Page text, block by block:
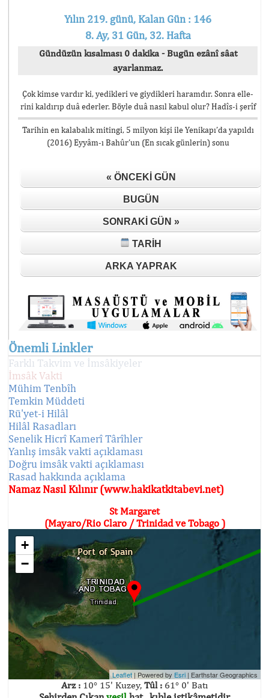
Yılın 219. günü, Kalan Gün : 146
8. Ay, 31 Gün, 32. Hafta
Gündüzün kısalması 0 dakika - Bugün ezânî sâat
ayarlanmaz.
Çok kimse vardır ki, yedikleri ve giydikleri haramdır. Sonra elle-
rini kaldırıp duâ ederler. Böyle duâ nasıl kabul olur? Hadîs-i şerîf
Tarihin en kalabalık mitingi, 5 milyon kişi ile Yenikapı’da yapıldı
(2016) Eyyâm-ı Bahûr’un (En sıcak günlerin) sonu
« ÖNCEKI GÜN
BUGÜN
SONRAKI GÜN »
TARIH
ARKA YAPRAK
Önemli Linkler
Farklı Takvim ve İmsâkiyeler
İmsâk Vakti
Mühim Tenbîh
Temkin Müddeti
Rü'yet-i Hilâl
Hilâl Rasadları
Senelik Hicrî Kamerî Târîhler
Yanlış imsâk vakti açıklaması
Doğru imsâk vakti açıklaması
Rasad hakkında açıklama
Namaz Nasıl Kılınır (www.hakikatkitabevi.net)
St Margaret
(Mayaro/Rio Claro / Trinidad ve Tobago )
+
−
Leaflet | Powered by Esri | Earthstar Geographics
Arz : 10° 15' Kuzey, Tûl : 61° 0' Batı